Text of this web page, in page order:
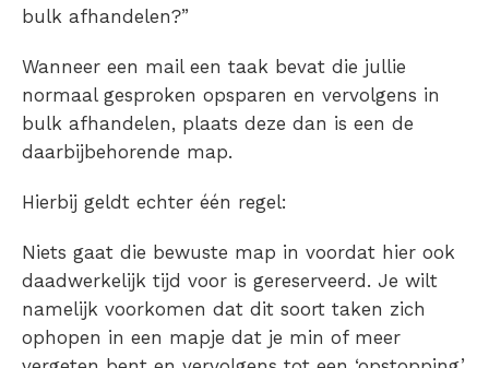
bulk afhandelen?”
Wanneer een mail een taak bevat die jullie
normaal gesproken opsparen en vervolgens in
bulk afhandelen, plaats deze dan is een de
daarbijbehorende map.
Hierbij geldt echter één regel:
Niets gaat die bewuste map in voordat hier ook
daadwerkelijk tijd voor is gereserveerd. Je wilt
namelijk voorkomen dat dit soort taken zich
ophopen in een mapje dat je min of meer